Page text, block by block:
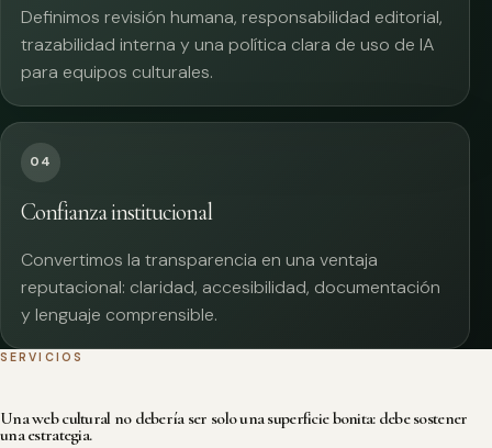
Definimos revisión humana, responsabilidad editorial,
trazabilidad interna y una política clara de uso de IA
para equipos culturales.
04
Confianza institucional
Convertimos la transparencia en una ventaja
reputacional: claridad, accesibilidad, documentación
y lenguaje comprensible.
SERVICIOS
Una web cultural no debería ser solo una superficie bonita: debe sostener
una estrategia.